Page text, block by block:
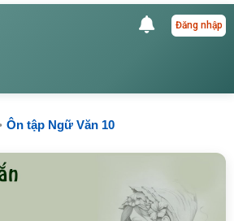
Đăng nhập
Ôn tập Ngữ Văn 10